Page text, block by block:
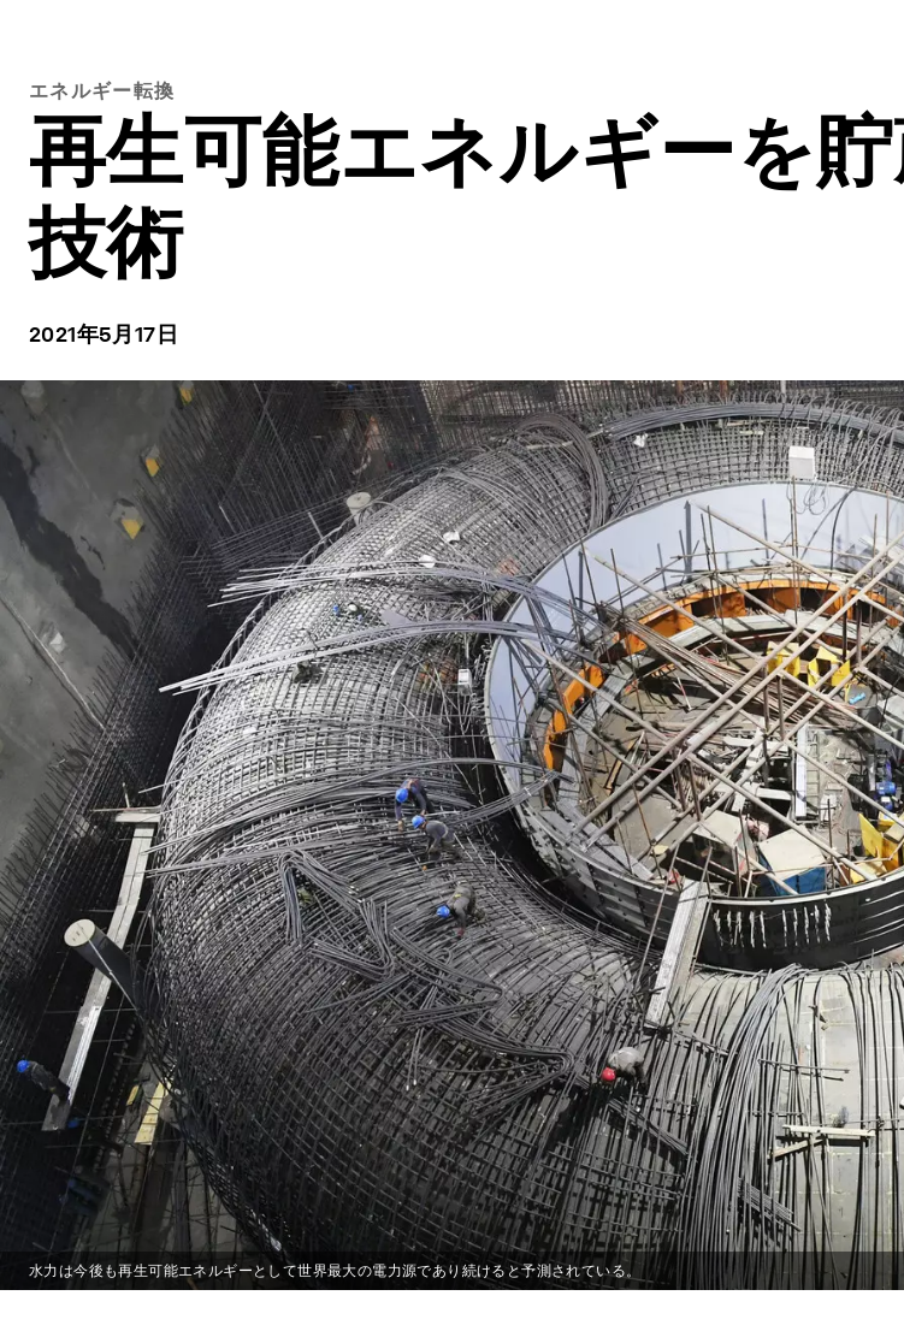
エネルギー転換
再生可能エネルギーを
技術
2021年5月17日
水力は今後も再生可能エネルギーとして世界最大の電力源であり続けると予測されている。